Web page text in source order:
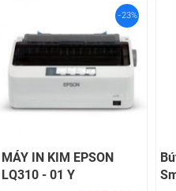
-23%
MÁY IN KIM EPSON
LQ310 - 01 Y